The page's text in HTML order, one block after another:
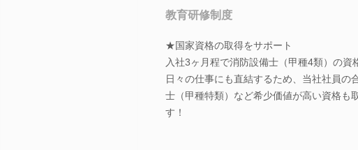
教育研修制度
★国家資格の取得をサポート
入社3ヶ月程で消防設備士（甲種4類）の資
日々の仕事にも直結するため、当社社員
士（甲種特類）など希少価値が高い資格も
す！